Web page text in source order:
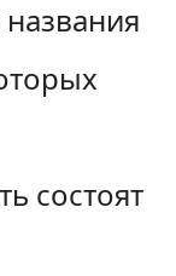
состоят